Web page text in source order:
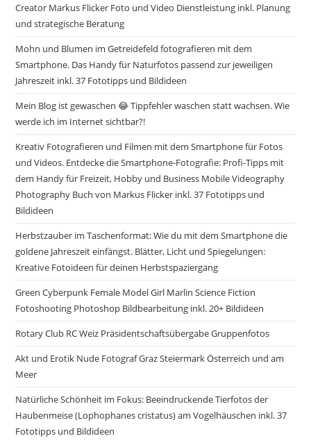
Creator Markus Flicker Foto und Video Dienstleistung inkl. Planung
und strategische Beratung
Mohn und Blumen im Getreidefeld fotografieren mit dem
Smartphone. Das Handy für Naturfotos passend zur jeweiligen
Jahreszeit inkl. 37 Fototipps und Bildideen
Mein Blog ist gewaschen 😂 Tippfehler waschen statt wachsen. Wie
werde ich im Internet sichtbar?!
Kreativ Fotografieren und Filmen mit dem Smartphone für Fotos
und Videos. Entdecke die Smartphone-Fotografie: Profi-Tipps mit
dem Handy für Freizeit, Hobby und Business Mobile Videography
Photography Buch von Markus Flicker inkl. 37 Fototipps und
Bildideen
Herbstzauber im Taschenformat: Wie du mit dem Smartphone die
goldene Jahreszeit einfängst. Blätter, Licht und Spiegelungen:
Kreative Fotoideen für deinen Herbstspaziergang
Green Cyberpunk Female Model Girl Marlin Science Fiction
Fotoshooting Photoshop Bildbearbeitung inkl. 20+ Bildideen
Rotary Club RC Weiz Präsidentschaftsübergabe Gruppenfotos
Akt und Erotik Nude Fotograf Graz Steiermark Österreich und am
Meer
Natürliche Schönheit im Fokus: Beeindruckende Tierfotos der
Haubenmeise (Lophophanes cristatus) am Vogelhäuschen inkl. 37
Fototipps und Bildideen